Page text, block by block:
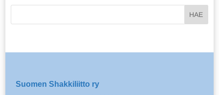
Suomen Shakkiliitto ry